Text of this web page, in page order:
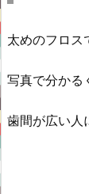
太めのフロス
写真で分かる
歯間が広い人